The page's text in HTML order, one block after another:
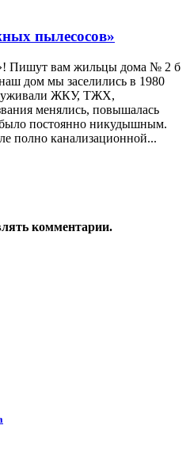
пылесосов»
Пишут вам жильцы дома № 2 б
дом мы заселились в 1980
ЖКУ, ТЖХ,
менялись, повышалась
постоянно никудышным.
полно канализационной...
комментарии.